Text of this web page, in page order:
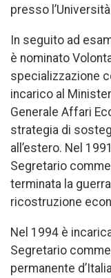
presso
In seguito ad
è nominato
specializzazione
incarico al
Generale Affari
strategia di
all’estero. Nel
Segretario
terminata la
ricostruzione
Nel 1994 è
Segretario
permanente